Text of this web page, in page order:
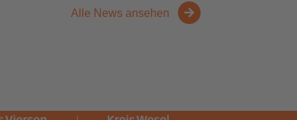
Alle News ansehen